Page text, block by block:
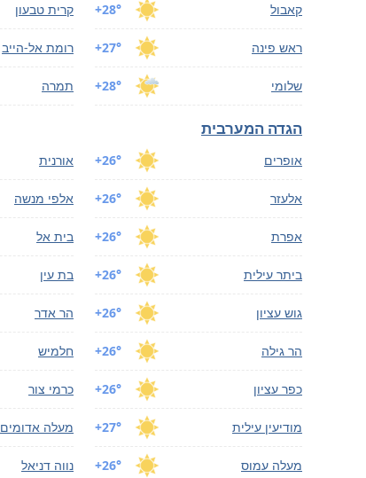
+28° קאבול קרית טבעון
+27° ראש פינה רומת אל-הייב
+28° שלומי תמרה
הגדה המערבית
+26° אופרים אורנית
+26° אלעזר אלפי מנשה
+26° אפרת בית אל
+26° ביתר עילית בת עין
+26° גוש עציון הר אדר
+26° הר גילה חלמיש
+26° כפר עציון כרמי צור
+27° מודיעין עילית מעלה אדומים
+26° מעלה עמוס נווה דניאל